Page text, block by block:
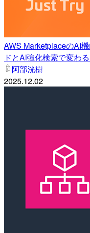
AWS MarketplaceのAI
ドとAI強化検索で変わ
阿部洸樹
2025.12.02